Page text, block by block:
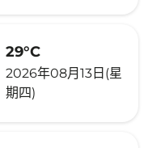
29°C
2026年08月13日(星
期四)